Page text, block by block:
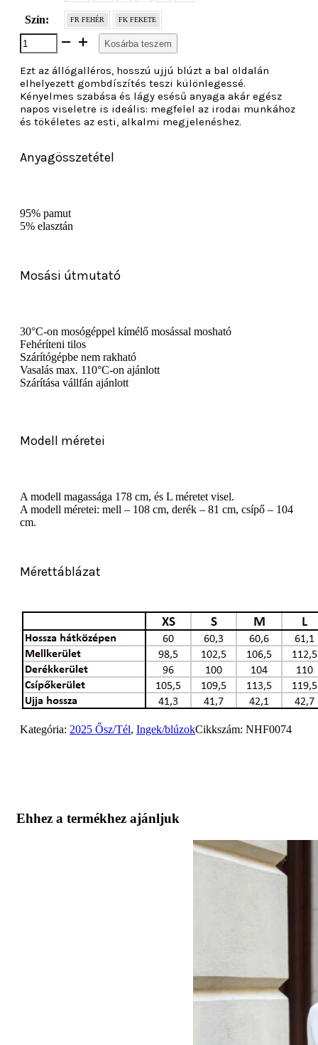
Szín: FR FEHÉR FK FEKETE
Karolina
blúz
mennyiség
Kosárba teszem
Ezt az állógalléros, hosszú ujjú blúzt a bal oldalán
elhelyezett gombdíszítés teszi különlegessé.
Kényelmes szabása és lágy esésű anyaga akár egész
napos viseletre is ideális: megfelel az irodai munkához
és tökéletes az esti, alkalmi megjelenéshez.
Anyagösszetétel
95% pamut
5% elasztán
Mosási útmutató
30°C-on mosógéppel kímélő mosással mosható
Fehéríteni tilos
Szárítógépbe nem rakható
Vasalás max. 110°C-on ajánlott
Szárítása vállfán ajánlott
Modell méretei
A modell magassága 178 cm, és L méretet visel.
A modell méretei: mell – 108 cm, derék – 81 cm, csípő – 104
cm.
Mérettáblázat
Kategória: 2025 Ősz/Tél, Ingek/blúzokCikkszám: NHF0074
Ehhez a termékhez ajánljuk